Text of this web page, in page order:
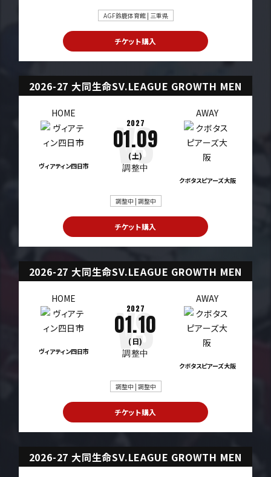
AGF鈴鹿体育館 | 三重県
チケット購入
2026-27 大同生命SV.LEAGUE GROWTH MEN
HOME
ヴィアティン四日市
2027
01.09
(土)
調整中
AWAY
クボタスピアーズ大阪
調整中 | 調整中
チケット購入
2026-27 大同生命SV.LEAGUE GROWTH MEN
HOME
ヴィアティン四日市
2027
01.10
(日)
調整中
AWAY
クボタスピアーズ大阪
調整中 | 調整中
チケット購入
2026-27 大同生命SV.LEAGUE GROWTH MEN